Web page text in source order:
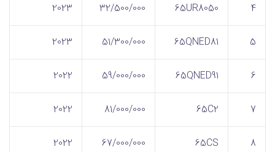
4
65UR8050
32/500/000
2023
5
65QNED81
51/300/000
2023
6
65QNED91
59/000/000
2022
7
65C2
81/000/000
2022
8
65CS
67/000/000
2022